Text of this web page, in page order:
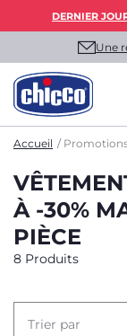
DERNIER
Une
Accueil
À -30%
PIÈCE
8 Produits
Trier par